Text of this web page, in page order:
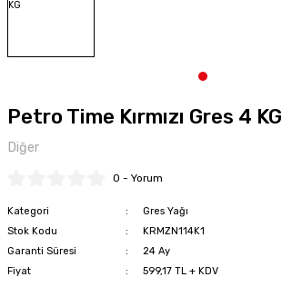
Petro Time Kırmızı Gres 4 KG
Diğer
0 - Yorum
Kategori
Gres Yağı
Stok Kodu
KRMZN114K1
Garanti Süresi
24 Ay
Fiyat
599,17 TL + KDV